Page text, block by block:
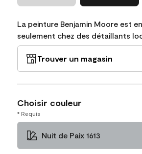
La peinture Benjamin Moore est
seulement chez des détaillants
Trouver un magasin
Choisir couleur
* Requis
Nuit de Paix 1613